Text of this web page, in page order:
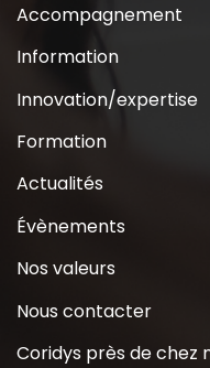
Accompagnement
Information
Innovation/expertise
Formation
Actualités
Évènements
Nos valeurs
Nous contacter
Coridys près de chez